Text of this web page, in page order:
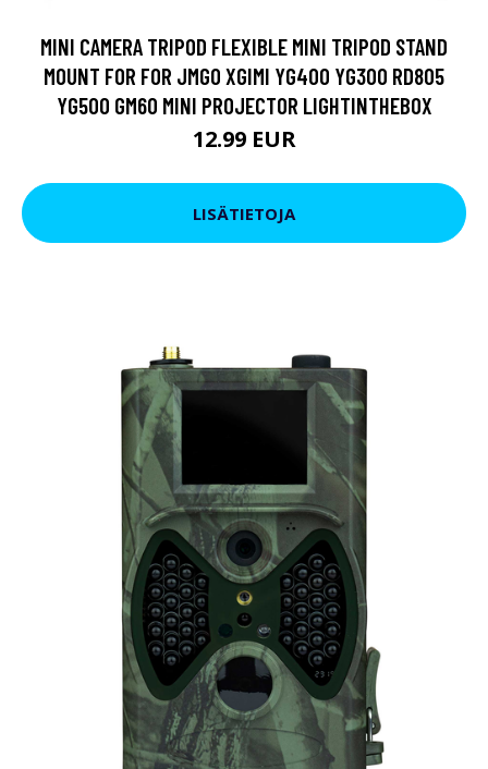
MINI CAMERA TRIPOD FLEXIBLE MINI TRIPOD STAND
MOUNT FOR FOR JMGO XGIMI YG400 YG300 RD805
YG500 GM60 MINI PROJECTOR LIGHTINTHEBOX
12.99 EUR
LISÄTIETOJA